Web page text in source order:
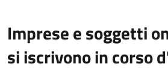
Imprese e soggetti
si iscrivono in corso